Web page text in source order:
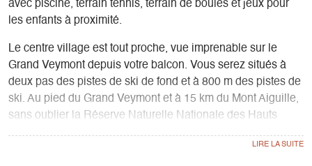
avec piscine, terrain tennis, terrain de boules et jeux pour
les enfants à proximité.
Le centre village est tout proche, vue imprenable sur le
Grand Veymont depuis votre balcon. Vous serez situés à
deux pas des pistes de ski de fond et à 800 m des pistes de
ski. Au pied du Grand Veymont et à 15 km du Mont Aiguille,
sans oublier la Réserve Naturelle Nationale des Hauts
Plateaux du Vercors.
Cadre sublime et eaux vives avec les rivières du Trièves et